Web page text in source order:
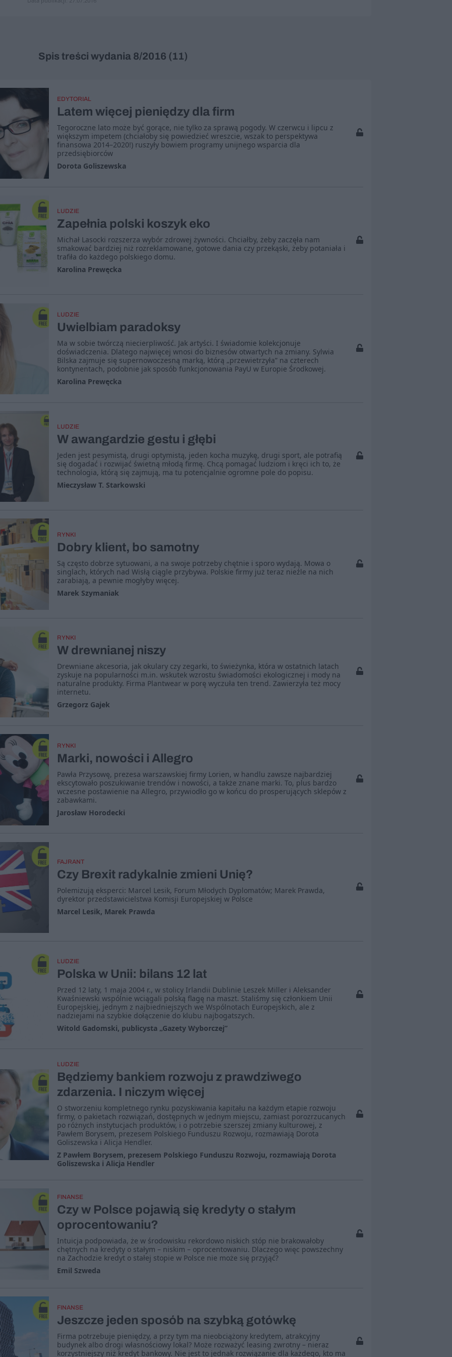
Spis treści wydania 8/2016 (11)
EDYTORIAL
Latem więcej pieniędzy dla firm
Tegoroczne lato może być gorące, nie tylko za sprawą pogody. W czerwcu i lipcu z
większym impetem (chciałoby się powiedzieć wreszcie, wszak to perspektywa
finansowa 2014–2020!) ruszyły bowiem programy unijnego wsparcia dla
przedsiębiorców
Dorota Goliszewska
LUDZIE
Zapełnia polski koszyk eko
Michał Lasocki rozszerza wybór zdrowej żywności. Chciałby, żeby zaczęła nam
smakować bardziej niż rozreklamowane, gotowe dania czy przekąski, żeby potaniała i
trafiła do każdego polskiego domu.
Karolina Prewęcka
LUDZIE
Uwielbiam paradoksy
Ma w sobie twórczą niecierpliwość. Jak artyści. I świadomie kolekcjonuje
doświadczenia. Dlatego najwięcej wnosi do biznesów otwartych na zmiany. Sylwia
Bilska zajmuje się supernowoczesną marką, którą „przewietrzyła” na czterech
kontynentach, podobnie jak sposób funkcjonowania PayU w Europie Środkowej.
Karolina Prewęcka
LUDZIE
W awangardzie gestu i głębi
Jeden jest pesymistą, drugi optymistą, jeden kocha muzykę, drugi sport, ale potrafią
się dogadać i rozwijać świetną młodą firmę. Chcą pomagać ludziom i kręci ich to, że
technologia, którą się zajmują, ma tu potencjalnie ogromne pole do popisu.
Mieczysław T. Starkowski
RYNKI
Dobry klient, bo samotny
Są często dobrze sytuowani, a na swoje potrzeby chętnie i sporo wydają. Mowa o
singlach, których nad Wisłą ciągle przybywa. Polskie firmy już teraz nieźle na nich
zarabiają, a pewnie mogłyby więcej.
Marek Szymaniak
RYNKI
W drewnianej niszy
Drewniane akcesoria, jak okulary czy zegarki, to świeżynka, która w ostatnich latach
zyskuje na popularności m.in. wskutek wzrostu świadomości ekologicznej i mody na
naturalne produkty. Firma Plantwear w porę wyczuła ten trend. Zawierzyła też mocy
internetu.
Grzegorz Gajek
RYNKI
Marki, nowości i Allegro
Pawła Przysowę, prezesa warszawskiej firmy Lorien, w handlu zawsze najbardziej
ekscytowało poszukiwanie trendów i nowości, a także znane marki. To, plus bardzo
wczesne postawienie na Allegro, przywiodło go w końcu do prosperujących sklepów z
zabawkami.
Jarosław Horodecki
FAJRANT
Czy Brexit radykalnie zmieni Unię?
Polemizują eksperci: Marcel Lesik, Forum Młodych Dyplomatów; Marek Prawda,
dyrektor przedstawicielstwa Komisji Europejskiej w Polsce
Marcel Lesik, Marek Prawda
LUDZIE
Polska w Unii: bilans 12 lat
Przed 12 laty, 1 maja 2004 r., w stolicy Irlandii Dublinie Leszek Miller i Aleksander
Kwaśniewski wspólnie wciągali polską flagę na maszt. Staliśmy się członkiem Unii
Europejskiej, jednym z najbiedniejszych we Wspólnotach Europejskich, ale z
nadziejami na szybkie dołączenie do klubu najbogatszych.
Witold Gadomski, publicysta „Gazety Wyborczej”
LUDZIE
Będziemy bankiem rozwoju z prawdziwego
zdarzenia. I niczym więcej
O stworzeniu kompletnego rynku pozyskiwania kapitału na każdym etapie rozwoju
firmy, o pakietach rozwiązań, dostępnych w jednym miejscu, zamiast porozrzucanych
po różnych instytucjach produktów, i o potrzebie szerszej zmiany kulturowej, z
Pawłem Borysem, prezesem Polskiego Funduszu Rozwoju, rozmawiają Dorota
Goliszewska i Alicja Hendler.
Z Pawłem Borysem, prezesem Polskiego Funduszu Rozwoju, rozmawiają Dorota
Goliszewska i Alicja Hendler
FINANSE
Czy w Polsce pojawią się kredyty o stałym
oprocentowaniu?
Intuicja podpowiada, że w środowisku rekordowo niskich stóp nie brakowałoby
chętnych na kredyty o stałym – niskim – oprocentowaniu. Dlaczego więc powszechny
na Zachodzie kredyt o stałej stopie w Polsce nie może się przyjąć?
Emil Szweda
FINANSE
Jeszcze jeden sposób na szybką gotówkę
Firma potrzebuje pieniędzy, a przy tym ma nieobciążony kredytem, atrakcyjny
budynek albo drogi własnościowy lokal? Może rozważyć leasing zwrotny – nieraz
korzystniejszy niż kredyt bankowy. Nie jest to jednak rozwiązanie dla każdego, kto ma